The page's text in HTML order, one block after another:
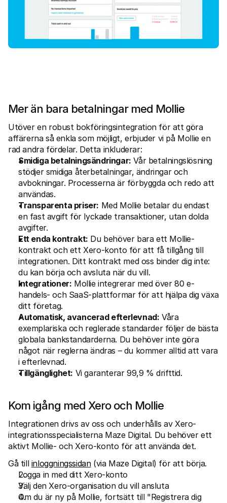
Mer än bara betalningar med Mollie
Utöver en robust bokföringsintegration för att göra
affärerna så enkla som möjligt, erbjuder vi på Mollie en
rad andra fördelar. Detta inkluderar:
Smidiga betalningsändringar: Vår betalningslösning
stödjer smidiga återbetalningar, ändringar och
avbokningar. Processerna är förbyggda och redo att
användas.
Transparenta priser: Med Mollie betalar du endast
en fast avgift för lyckade transaktioner, utan dolda
avgifter.
Ett enda kontrakt: Du behöver bara ett Mollie-
kontrakt och ett Xero-konto för att få tillgång till
integrationen. Ditt kontrakt med oss binder dig inte:
du kan börja och avsluta när du vill.
Integrationer: Mollie integrerar med över 80 e-
handels- och SaaS-plattformar för att hjälpa dig växa
ditt företag.
Automatisk, avancerad efterlevnad: Våra
exemplariska och reglerade standarder följer de bästa
globala bankstandarderna. Du behöver inte göra
något när reglerna ändras – du kommer alltid att vara
i efterlevnad.
Tillgänglighet: Vi garanterar 99,9 % drifttid.
Kom igång med Xero och Mollie
Integrationen drivs av oss och underhålls av Xero-
integrationsspecialisterna Maze Digital. Du behöver ett
aktivt Mollie- och Xero-konto för att använda det.
Gå till inloggningssidan (via Maze Digital) för att börja.
Logga in med ditt Xero-konto
Välj den Xero-organisation du vill ansluta
Om du är ny på Mollie, fortsätt till "Registrera dig